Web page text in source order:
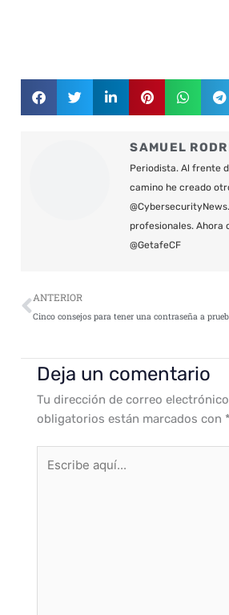
SAMUEL
Periodista. Al frente
camino he creado
profesionales. Ahora
@GetafeCF
Ant
ANTERIOR
Deja un comentario
Tu dirección de correo
obligatorios están marcados con *
aquí...